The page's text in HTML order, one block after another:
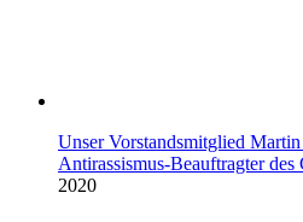
Unser Vorstandsmitglied
Antirassismus-Beauftragter des
2020